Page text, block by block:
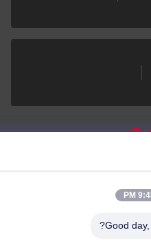
Shandong